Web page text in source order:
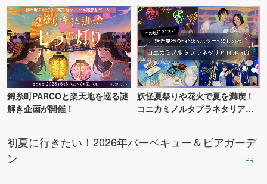
錦糸町PARCOと楽天地を巡る謎
解き企画が開催！
妖怪夏祭りや花火で夏を満喫！
コニカミノルタプラネタリア
初夏に行きたい！2026年バーベキュー＆ビアガーデ
ン
PR